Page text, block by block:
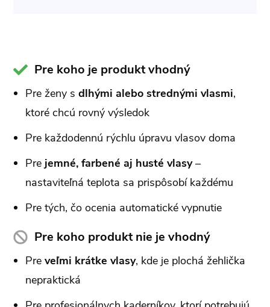
Pre koho je produkt vhodný
Pre ženy s dlhými alebo strednými vlasmi,
ktoré chcú rovný výsledok
Pre každodennú rýchlu úpravu vlasov doma
Pre jemné, farbené aj husté vlasy–
nastaviteľná teplota sa prispôsobí každému
Pre tých, čo ocenia automatické vypnutie
Pre koho produkt nie je vhodný
Pre veľmi krátke vlasy, kde je plochá žehlička
nepraktická